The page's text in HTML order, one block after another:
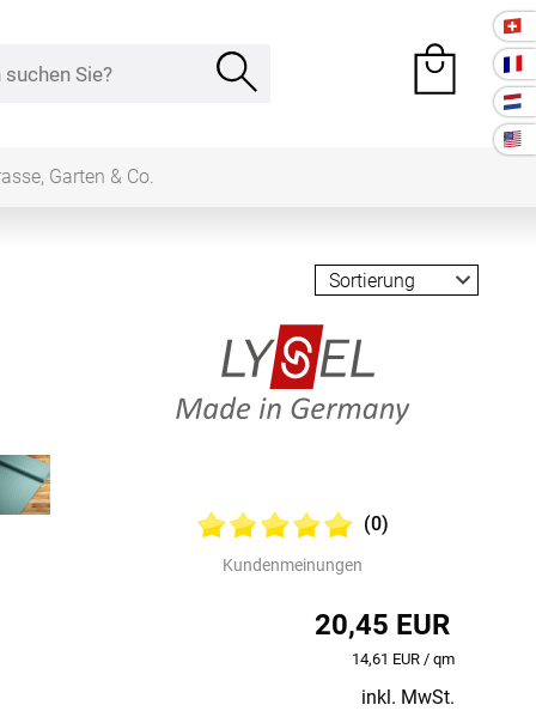
Garten & Co.
(0)
Kundenmeinungen
20,45 EUR
14,61 EUR / qm
inkl. MwSt.